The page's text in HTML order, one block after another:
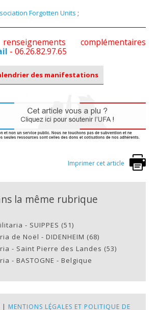
Forgotten Units ;
complémentaires
- 06.26.82.97.65
des manifestations
Imprimer cet article
la même rubrique
- SUIPPES (51)
de Noël - DIDENHEIM (68)
- Saint Pierre des Landes (53)
- BASTOGNE - Belgique
| MENTIONS LÉGALES ET POLITIQUE DE